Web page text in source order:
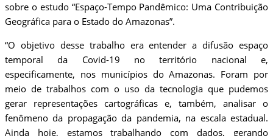
sobre o estudo “Espaço-Tempo Pandêmico: Uma Contribuição
Geográfica para o Estado do Amazonas”.
“O objetivo desse trabalho era entender a difusão espaço
temporal da Covid-19 no território nacional e,
especificamente, nos municípios do Amazonas. Foram por
meio de trabalhos com o uso da tecnologia que pudemos
gerar representações cartográficas e, também, analisar o
fenômeno da propagação da pandemia, na escala estadual.
Ainda hoje, estamos trabalhando com dados, gerando